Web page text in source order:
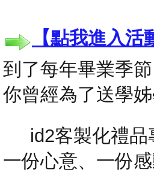
【點我進入活
到了每年畢業季
你曾經為了送學
id2客製化禮品
一份心意、一份